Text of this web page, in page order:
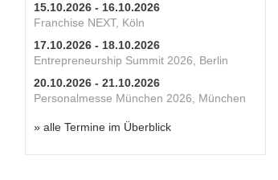
15.10.2026 - 16.10.2026
Franchise NEXT, Köln
17.10.2026 - 18.10.2026
Entrepreneurship Summit 2026, Berlin
20.10.2026 - 21.10.2026
Personalmesse München 2026, München
» alle Termine im Überblick